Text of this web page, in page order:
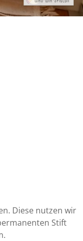
Diese nutzen wir
Stift